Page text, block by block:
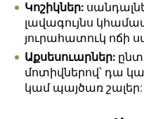
Կոշիկներ:
լավագույնս
յուրահատուկ ոճի
Աքսեսուարներ:
մոտիվներով՝ դա
կամ պայծառ շալեր: